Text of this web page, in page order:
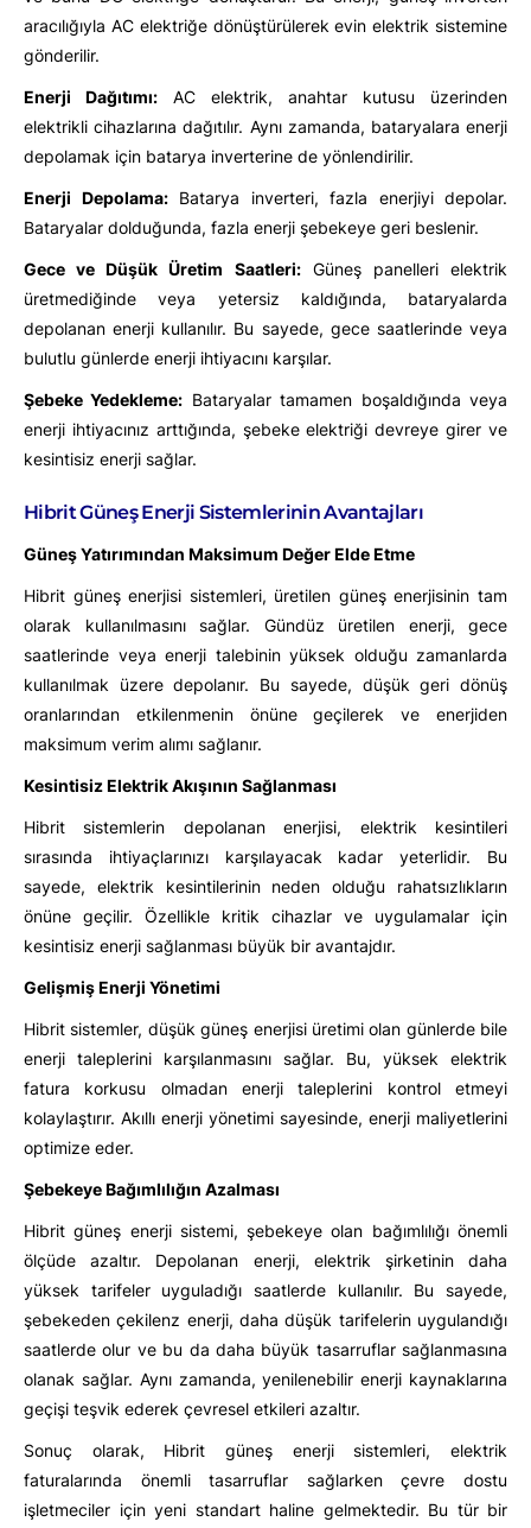
aracılığıyla AC elektriğe dönüştürülerek evin elektrik sistemine
gönderilir.
Enerji Dağıtımı: AC elektrik, anahtar kutusu üzerinden
elektrikli cihazlarına dağıtılır. Aynı zamanda, bataryalara enerji
depolamak için batarya inverterine de yönlendirilir.
Enerji Depolama:Batarya inverteri, fazla enerjiyi depolar.
Bataryalar dolduğunda, fazla enerji şebekeye geri beslenir.
Gece ve Düşük Üretim Saatleri:Güneş panelleri elektrik
üretmediğinde veya yetersiz kaldığında, bataryalarda
depolanan enerji kullanılır. Bu sayede, gece saatlerinde veya
bulutlu günlerde enerji ihtiyacını karşılar.
Şebeke Yedekleme: Bataryalar tamamen boşaldığında veya
enerji ihtiyacınız arttığında, şebeke elektriği devreye girer ve
kesintisiz enerji sağlar.
Hibrit Güneş Enerji Sistemlerinin Avantajları
Güneş Yatırımından Maksimum DeğerElde Etme
Hibrit güneş enerjisi sistemleri, üretilen güneş enerjisinin tam
olarak kullanılmasını sağlar. Gündüz üretilen enerji, gece
saatlerinde veya enerji talebinin yüksek olduğu zamanlarda
kullanılmak üzere depolanır. Bu sayede, düşük geri dönüş
oranlarından etkilenmenin önüne geçilerek ve enerjiden
maksimum verim alımı sağlanır.
KesintisizElektrik Akışının Sağlanması
Hibrit sistemlerin depolanan enerjisi, elektrik kesintileri
sırasında ihtiyaçlarınızı karşılayacak kadar yeterlidir. Bu
sayede, elektrik kesintilerinin neden olduğu rahatsızlıkların
önüne geçilir. Özellikle kritik cihazlar ve uygulamalar için
kesintisiz enerji sağlanması büyük bir avantajdır.
Gelişmiş Enerji Yönetimi
Hibrit sistemler, düşük güneş enerjisi üretimi olan günlerde bile
enerji taleplerini karşılanmasını sağlar. Bu, yüksek elektrik
fatura korkusu olmadan enerji taleplerini kontrol etmeyi
kolaylaştırır. Akıllı enerji yönetimi sayesinde, enerji maliyetlerini
optimize eder.
Şebekeye Bağımlılığın Azalması
Hibrit güneş enerji sistemi, şebekeye olan bağımlılığı önemli
ölçüde azaltır. Depolanan enerji, elektrik şirketinin daha
yüksek tarifeler uyguladığı saatlerde kullanılır. Bu sayede,
şebekeden çekilenz enerji, daha düşük tarifelerin uygulandığı
saatlerde olur ve bu da daha büyük tasarruflar sağlanmasına
olanak sağlar. Aynı zamanda, yenilenebilir enerji kaynaklarına
geçişi teşvik ederek çevresel etkileri azaltır.
Sonuç olarak, Hibrit güneş enerji sistemleri, elektrik
faturalarında önemli tasarruflar sağlarken çevre dostu
işletmeciler için yeni standart haline gelmektedir. Bu tür bir